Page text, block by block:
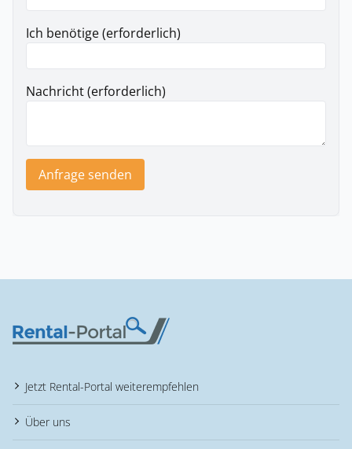
Ich benötige (erforderlich)
Nachricht (erforderlich)
Anfrage senden
Jetzt Rental-Portal weiterempfehlen
Über uns